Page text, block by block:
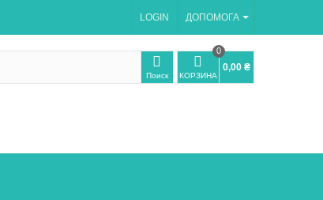
ДОПОМОГА
LOGIN
Поиск КОРЗИНА
0
0,00 ₴